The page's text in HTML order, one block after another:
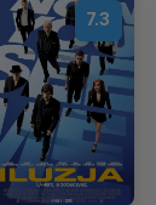
7.3